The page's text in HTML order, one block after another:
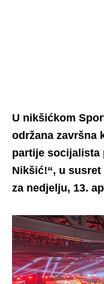
U nikšićkom
održana završna
partije socijalista
Nikšić!“, u
za nedjelju, 13.